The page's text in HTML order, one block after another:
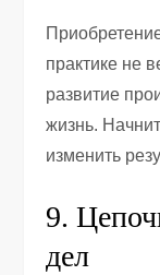
практике не
развитие
жизнь.
изменить
9.
дел